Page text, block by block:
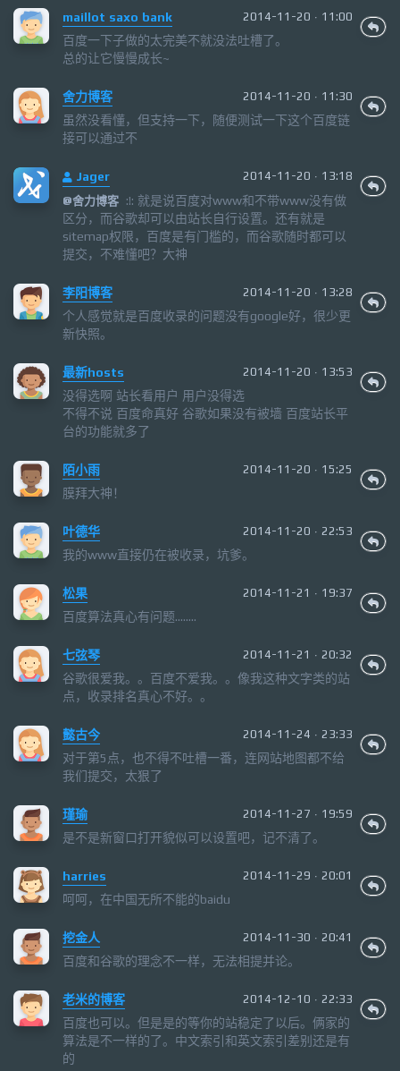
maillot saxo bank 2014-11-20 · 11:00
百度一下子做的太完美不就没法吐槽了。
总的让它慢慢成长~
舍力博客 2014-11-20 · 11:30
虽然没看懂，但支持一下，随便测试一下这个百度链
接可以通过不
Jager
2014-11-20 · 13:18
@舍力博客 :!: 就是说百度对www和不带www没有做
区分，而谷歌却可以由站长自行设置。还有就是
sitemap权限，百度是有门槛的，而谷歌随时都可以
提交，不难懂吧？大神
李阳博客 2014-11-20 · 13:28
个人感觉就是百度收录的问题没有google好，很少更
新快照。
最新hosts 2014-11-20 · 13:53
没得选啊 站长看用户 用户没得选
不得不说 百度命真好 谷歌如果没有被墙 百度站长平
台的功能就多了
陌小雨 2014-11-20 · 15:25
膜拜大神！
叶德华 2014-11-20 · 22:53
我的www直接仍在被收录，坑爹。
松果 2014-11-21 · 19:37
百度算法真心有问题........
七弦琴 2014-11-21 · 20:32
谷歌很爱我。。百度不爱我。。像我这种文字类的站
点，收录排名真心不好。。
懿古今 2014-11-24 · 23:33
对于第5点，也不得不吐槽一番，连网站地图都不给
我们提交，太狠了
瑾瑜 2014-11-27 · 19:59
是不是新窗口打开貌似可以设置吧，记不清了。
harries 2014-11-29 · 20:01
呵呵，在中国无所不能的baidu
挖金人 2014-11-30 · 20:41
百度和谷歌的理念不一样，无法相提并论。
老米的博客 2014-12-10 · 22:33
百度也可以。但是是的等你的站稳定了以后。俩家的
算法是不一样的了。中文索引和英文索引差别还是有
的